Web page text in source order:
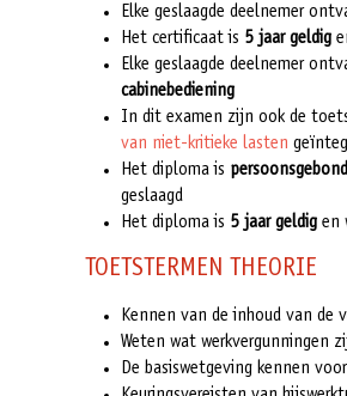
Elke geslaagde deelnemer
Het certificaat is 5 jaar geldig
Elke geslaagde deelnemer
cabinebediening
In dit examen zijn ook de
van niet-kritieke lasten
Het diploma is
geslaagd
Het diploma is 5 jaar geldig en
TOETSTERMEN THEORIE
Kennen van de inhoud van de
Weten wat werkvergunningen
De basiswetgeving kennen